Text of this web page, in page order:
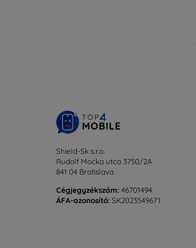
Shield-Sk s.r.o.
Rudolf Mocka utca 3750/2A
841 04 Bratislava
Cégjegyzékszám: 46701494
ÁFA-azonosító: SK2023549671